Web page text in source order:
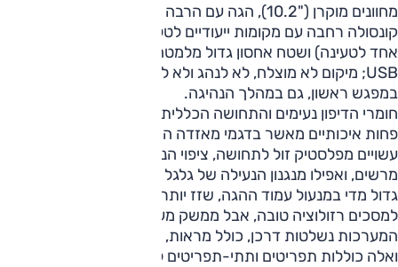
מחוונים מוקרן ("10.2), הגה עם הרבה פקדים פיזיים. במרכז
קונסולה רחבה עם מקומות ייעודיים לטלפון מלמעלה (רק שטח
אחד לטעינה) ושטח אחסון גדול מלמטה; שם גם מוקמו שקעי
USB; מיקום לא מוצלח, לא לנהג ולא לנוסע. המושבים נוחים
במפגש ראשון, גם במהלך הנהיגה.
חומרי הדיפון נעימים והתחושה הכללית עדכנית, אבל החומרים
פחות איכותיים מאשר בדגמי מאזדה המקוריים; פתחי האוורור
עשויים מפלסטיק זול לתחושה, ציפוי הניקל במרכז הקונסולה אינו
מרשים, ואפילו מנגנון הנעילה של גלגל ההגה לא הצטיין עם חופש
גדול מדי במנעול עמוד ההגה, שזז יותר מדי גם כשהוא נעול.
למסכים רזולוציה טובה, אבל ממשק מערכות-נהג בעייתי. כל
המערכות נשלטות דרכן, כולל מראות, אורות דרך, אפילו מגבים
ואלה כוללות תפריטים ותתי-תפריטים לרוב. אני תוהה כיצד